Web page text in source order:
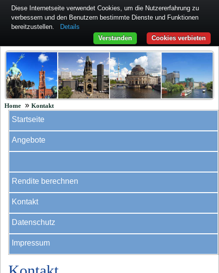
Home » Kontakt
Startseite
Angebote
Rendite berechnen
Kontakt
Datenschutz
Impressum
Diese Internetseite verwendet Cookies, um die Nutzererfahrung zu
verbessern und den Benutzern bestimmte Dienste und Funktionen
bereitzustellen.
Details
Cookies verbieten
Verstanden